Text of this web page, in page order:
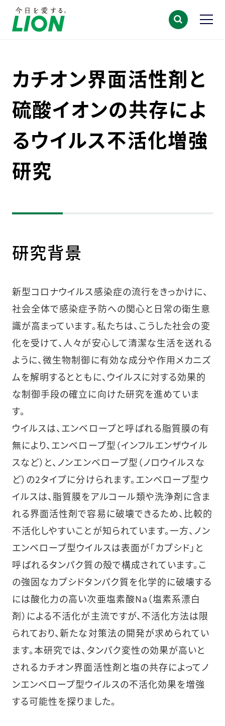
カチオン界面活性剤と
硫酸イオンの共存によ
るウイルス不活化増強
研究
研究背景
新型コロナウイルス感染症の流行をきっかけに、
社会全体で感染症予防への関心と日常の衛生意
識が高まっています。私たちは、こうした社会の変
化を受けて、人々が安心して清潔な生活を送れる
ように、微生物制御に有効な成分や作用メカニズ
ムを解明するとともに、ウイルスに対する効果的
な制御手段の確立に向けた研究を進めていま
す。
ウイルスは、エンベロープと呼ばれる脂質膜の有
無により、エンベロープ型（インフルエンザウイル
スなど）と、ノンエンベロープ型（ノロウイルスな
ど）の2タイプに分けられます。エンベロープ型ウ
イルスは、脂質膜をアルコール類や洗浄剤に含ま
れる界面活性剤で容易に破壊できるため、比較的
不活化しやすいことが知られています。一方、ノン
エンベロープ型ウイルスは表面が「カプシド」と
呼ばれるタンパク質の殻で構成されています。こ
の強固なカプシドタンパク質を化学的に破壊する
には酸化力の高い次亜塩素酸Na（塩素系漂白
剤）による不活化が主流ですが、不活化方法は限
られており、新たな対策法の開発が求められてい
ます。本研究では、タンパク変性の効果が高いと
されるカチオン界面活性剤と塩の共存によってノ
ンエンベロープ型ウイルスの不活化効果を増強
する可能性を探りました。